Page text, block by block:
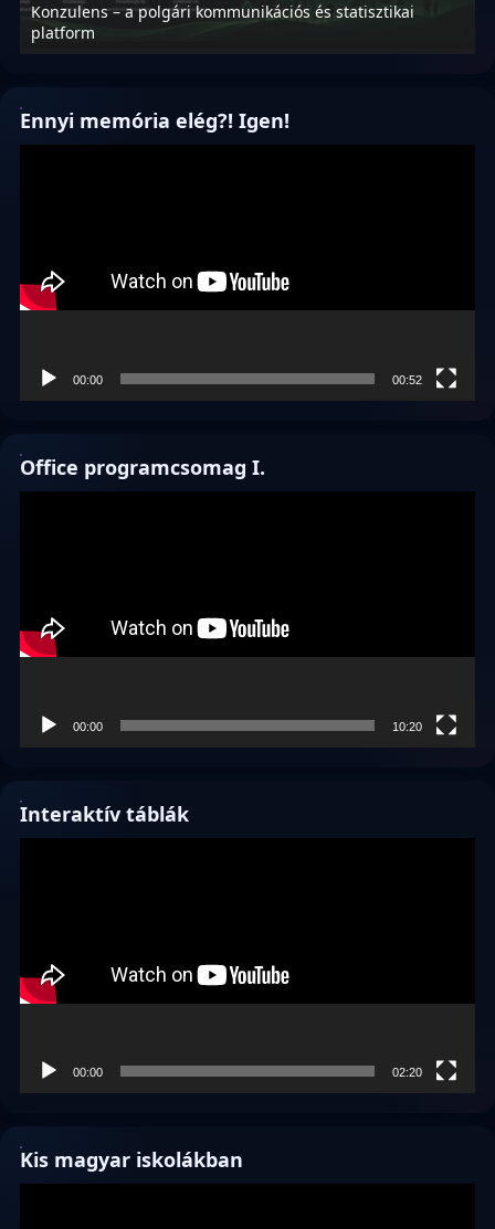
Konzulens – a polgári kommunikációs és statisztikai
platform
Ennyi memória elég?! Igen!
00:00 00:52
Office programcsomag I.
00:00 10:20
Interaktív táblák
00:00 02:20
Kis magyar iskolákban